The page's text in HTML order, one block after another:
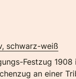
schwarz-weiß
Festzug 1908
an einer